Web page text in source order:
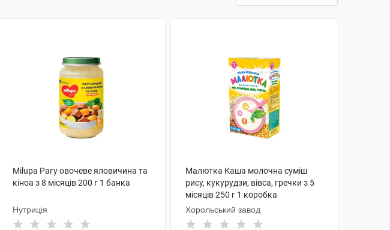
Milupa Рагу овочеве яловичина та
кіноа з 8 місяців 200 г 1 банка
Нутриція
Малютка Каша молочна суміш
рису, кукурудзи, вівса, гречки з 5
місяців 250 г 1 коробка
Хорольський завод